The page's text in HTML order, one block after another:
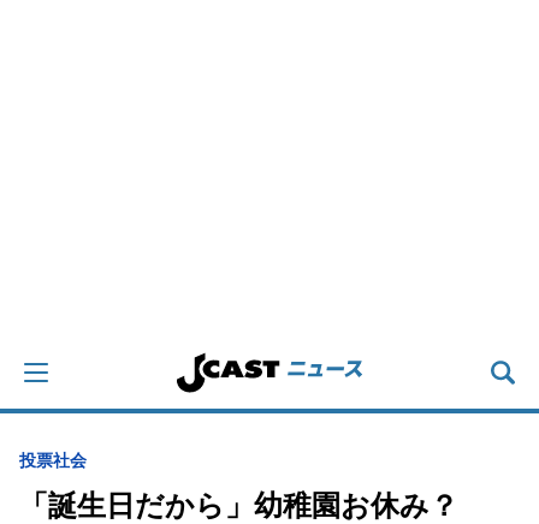
投票社会
「誕生日だから」幼稚園お休み？